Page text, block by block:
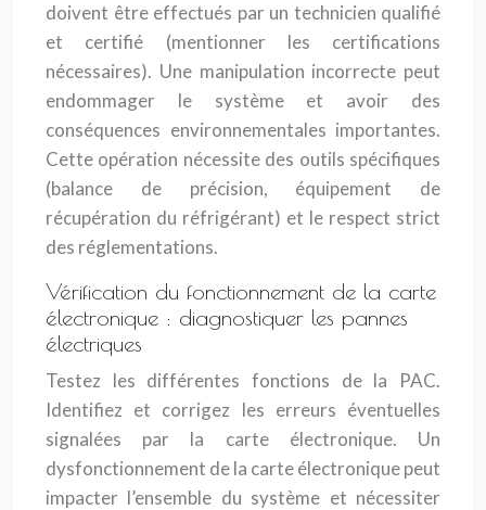
doivent être effectués par un technicien qualifié
et certifié (mentionner les certifications
nécessaires). Une manipulation incorrecte peut
endommager le système et avoir des
conséquences environnementales importantes.
Cette opération nécessite des outils spécifiques
(balance de précision, équipement de
récupération du réfrigérant) et le respect strict
des réglementations.
Vérification du fonctionnement de la carte
électronique : diagnostiquer les pannes
électriques
Testez les différentes fonctions de la PAC.
Identifiez et corrigez les erreurs éventuelles
signalées par la carte électronique. Un
dysfonctionnement de la carte électronique peut
impacter l’ensemble du système et nécessiter